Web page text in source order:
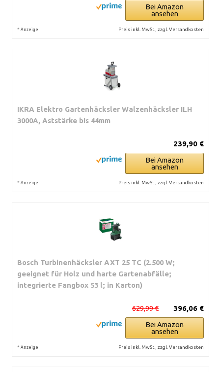
Bei Amazon
ansehen
* Anzeige Preis inkl. MwSt., zzgl. Versandkosten
IKRA Elektro Gartenhäcksler Walzenhäcksler ILH
3000A, Aststärke bis 44mm
239,90 €
Bei Amazon
ansehen
* Anzeige Preis inkl. MwSt., zzgl. Versandkosten
Bosch Turbinenhäcksler AXT 25 TC (2.500 W;
geeignet für Holz und harte Gartenabfälle;
integrierte Fangbox 53 l; in Karton)
396,06 €
629,99 €
Bei Amazon
ansehen
* Anzeige Preis inkl. MwSt., zzgl. Versandkosten